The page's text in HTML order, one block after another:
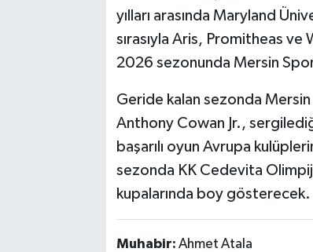
yılları arasında Maryland
sırasıyla Aris, Promitheas ve
2026 sezonunda Mersin
Geride kalan sezonda
Anthony Cowan Jr.,
başarılı oyun Avrupa
sezonda KK Cedevita
kupalarında boy gösterecek.
Muhabir: Ahmet Atala